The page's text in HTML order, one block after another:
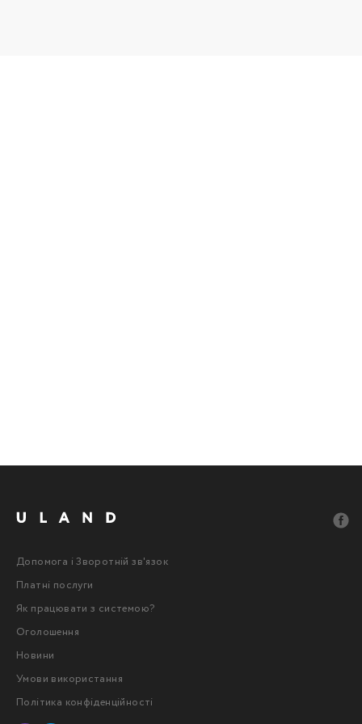
Допомога і Зворотній зв'язок
Платні послуги
Як працювати з системою?
Оголошення
Новини
Умови використання
Політика конфіденційності